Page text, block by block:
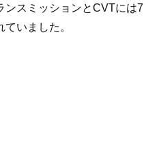
ンスミッションとCVTには7
いました。